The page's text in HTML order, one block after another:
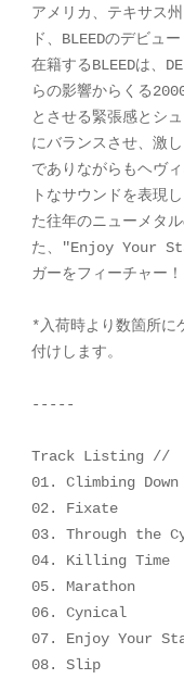
アメリカ、テキサス
ド、BLEEDのデビュ
在籍するBLEEDは、
らの影響からくる
とさせる緊張感とシ
にバランスさせ、激
でありながらもヘヴ
トなサウンドを表現
た往年のニューメタ
た、"Enjoy Your
ガーをフィーチャー！
*入荷時より数箇所に
付けします。
-----
Track Listing //
01. Climbing Down
02. Fixate
03. Through the
04. Killing Time
05. Marathon
06. Cynical
07. Enjoy Your
08. Slip